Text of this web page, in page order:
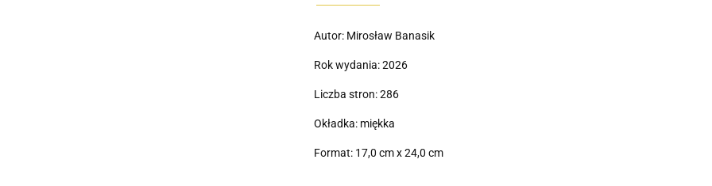
Autor: Mirosław Banasik
Rok wydania: 2026
Liczba stron: 286
Okładka: miękka
Format: 17,0 cm x 24,0 cm